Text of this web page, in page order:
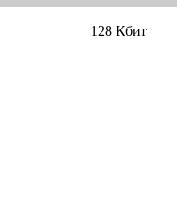
128 Кбит